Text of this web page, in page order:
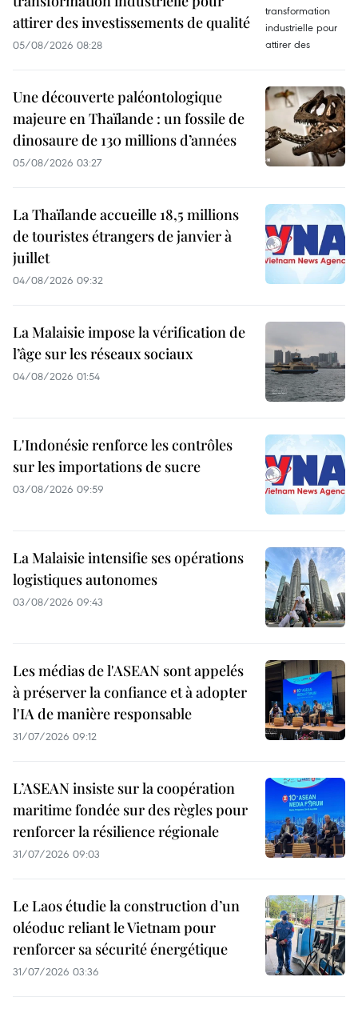
attirer des investissements de qualité
05/08/2026 08:28
Une découverte paléontologique
majeure en Thaïlande : un fossile de
dinosaure de 130 millions d’années
05/08/2026 03:27
La Thaïlande accueille 18,5 millions
de touristes étrangers de janvier à
juillet
04/08/2026 09:32
La Malaisie impose la vérification de
l’âge sur les réseaux sociaux
04/08/2026 01:54
L'Indonésie renforce les contrôles
sur les importations de sucre
03/08/2026 09:59
La Malaisie intensifie ses opérations
logistiques autonomes
03/08/2026 09:43
Les médias de l'ASEAN sont appelés
à préserver la confiance et à adopter
l'IA de manière responsable
31/07/2026 09:12
L’ASEAN insiste sur la coopération
maritime fondée sur des règles pour
renforcer la résilience régionale
31/07/2026 09:03
Le Laos étudie la construction d’un
oléoduc reliant le Vietnam pour
renforcer sa sécurité énergétique
31/07/2026 03:36